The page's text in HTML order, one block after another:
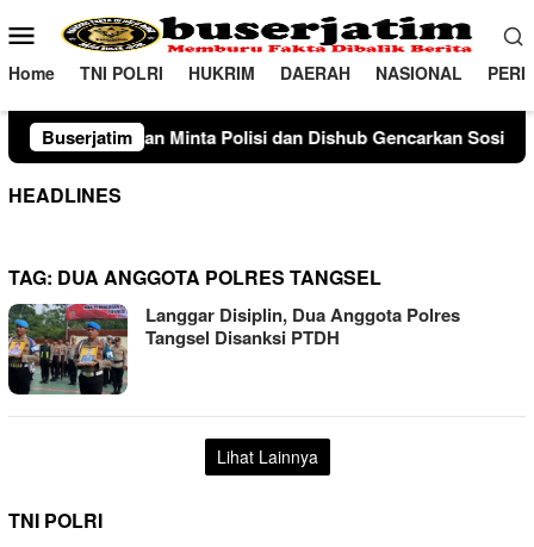
ke
konten
Menu
Mobile
Home TNI POLRI HUKRIM DAERAH NASIONAL
Buserjatim
Minta Polisi dan Dishub Gencarkan Sosialisasi Edukasi
HEADLINES
TAG: DUA ANGGOTA POLRES TANGSEL
Langgar Disiplin, Dua Anggota Polres
Tangsel Disanksi PTDH
Lihat Lainnya
TNI POLRI